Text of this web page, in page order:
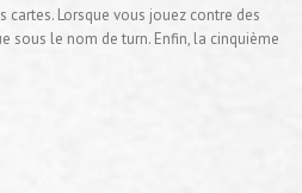
cartes. Lorsque vous jouez contre des
sous le nom de turn. Enfin, la cinquième